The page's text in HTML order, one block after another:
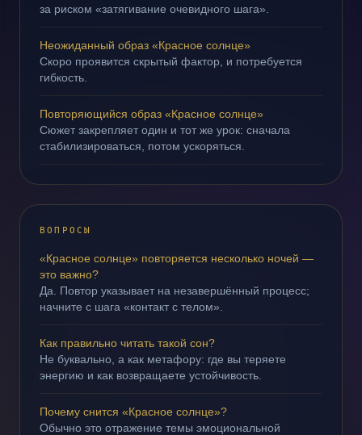
за риском «затягивание очевидного шага».
Неожиданный образ «Красное солнце»
Скоро проявится скрытый фактор, и потребуется
гибкость.
Повторяющийся образ «Красное солнце»
Сюжет закрепляет один и тот же урок: сначала
стабилизироваться, потом ускоряться.
ВОПРОСЫ
«Красное солнце» повторяется несколько ночей —
это важно?
Да. Повтор указывает на незавершённый процесс;
начните с шага «контакт с телом».
Как правильно читать такой сон?
Не буквально, а как метафору: где вы теряете
энергию и как возвращаете устойчивость.
Почему снится «Красное солнце»?
Обычно это отражение темы эмоциональной